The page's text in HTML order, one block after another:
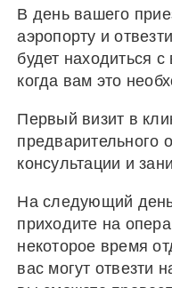
В день вашего
аэропорту и
будет находиться
когда вам это
Первый визит в
предварительного
консультации и
На следующий
приходите на
некоторое время
вас могут отвезти